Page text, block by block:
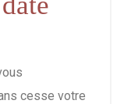
cesse votre